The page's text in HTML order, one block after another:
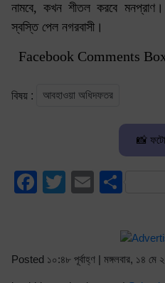
নামবে, কখন শীতল করবে মনপ্রাণ।
স্ব‌স্তি পে‌ল নগরবা‌সী।
Facebook Comments
বিষয় : আবহাওয়া অ‌ধিদফত‌র
📸 ফটো
Facebook
TwitterEmail
Posted ১০:৪৮ পূর্বাহ্ণ | মঙ্গলবার, ১৪ মে